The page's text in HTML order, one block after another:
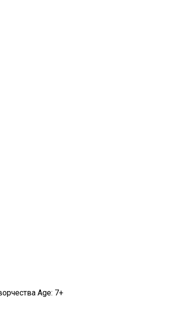
Age: 7+